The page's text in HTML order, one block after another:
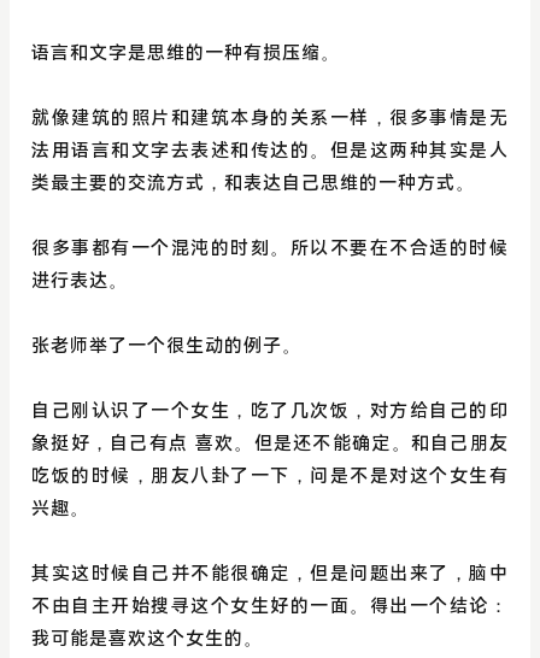
语言和文字是思维的一种有损压缩。
就像建筑的照片和建筑本身的关系一样，很多事情是无
法用语言和文字去表述和传达的。但是这两种其实是人
类最主要的交流方式，和表达自己思维的一种方式。
很多事都有一个混沌的时刻。所以不要在不合适的时候
进行表达。
张老师举了一个很生动的例子。
自己刚认识了一个女生，吃了几次饭，对方给自己的印
象挺好，自己有点 喜欢。但是还不能确定。和自己朋友
吃饭的时候，朋友八卦了一下，问是不是对这个女生有
兴趣。
其实这时候自己并不能很确定，但是问题出来了，脑中
不由自主开始搜寻这个女生好的一面。得出一个结论：
我可能是喜欢这个女生的。